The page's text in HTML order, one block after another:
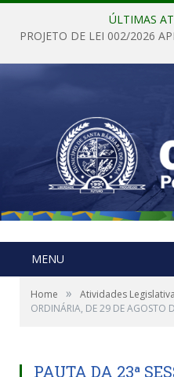
ÚLTIMAS
MENU
Home » Atividades
ORDINÁRIA, DE 29 DE AGOSTO
PAUTA DA 23ª